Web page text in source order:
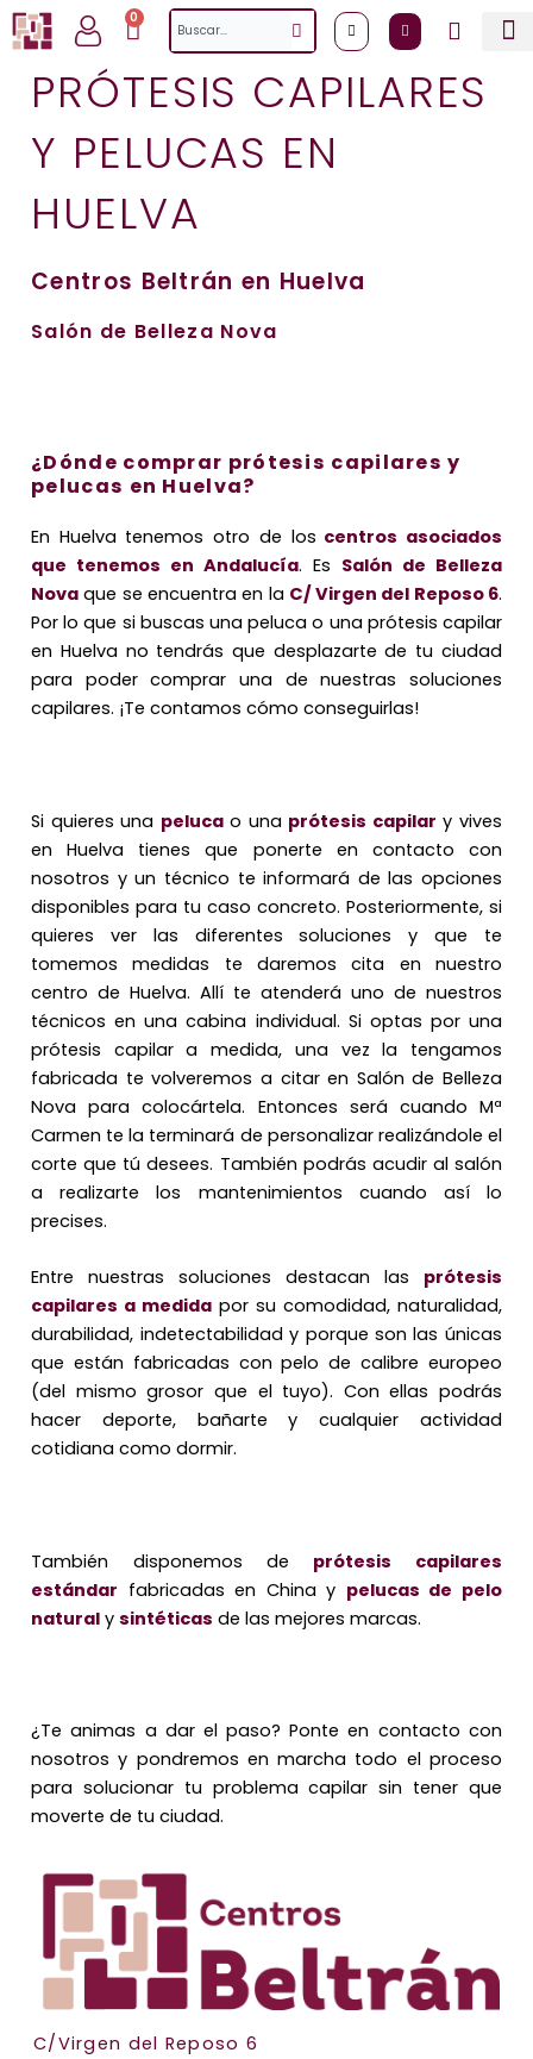
al
0
CartSearch
PRÓTESIS CAPILARES
Y PELUCAS EN
HUELVA
Centros Beltrán en Huelva
Salón de Belleza Nova
¿Dónde comprar prótesis capilares y
pelucas en Huelva?
En Huelva tenemos otro de los centros asociados
que tenemos en Andalucía. Es Salón de Belleza
Nova que se encuentra en la C/ Virgen del Reposo 6.
Por lo que si buscas una peluca o una prótesis capilar
en Huelva no tendrás que desplazarte de tu ciudad
para poder comprar una de nuestras soluciones
capilares. ¡Te contamos cómo conseguirlas!
Si quieres una pelucao una prótesis capilar y vives
en Huelva tienes que ponerte en contacto con
nosotros y un técnico te informará de las opciones
disponibles para tu caso concreto. Posteriormente, si
quieres ver las diferentes soluciones y que te
tomemos medidas te daremos cita en nuestro
centro de Huelva. Allí te atenderá uno de nuestros
técnicos en una cabina individual. Si optas por una
prótesis capilar a medida, una vez la tengamos
fabricada te volveremos a citar en Salón de Belleza
Nova para colocártela. Entonces será cuando Mª
Carmen te la terminará de personalizar realizándole el
corte que tú desees. También podrás acudir al salón
a realizarte los mantenimientos cuando así lo
precises.
Entre nuestras soluciones destacan las prótesis
capilares a medida por su comodidad, naturalidad,
durabilidad, indetectabilidad y porque son las únicas
que están fabricadas con pelo de calibre europeo
(del mismo grosor que el tuyo). Con ellas podrás
hacer deporte, bañarte y cualquier actividad
cotidiana como dormir.
También disponemos de prótesis capilares
estándar fabricadas en China y pelucas de pelo
natural ysintéticas de las mejores marcas.
¿Te animas a dar el paso? Ponte en contacto con
nosotros y pondremos en marcha todo el proceso
para solucionar tu problema capilar sin tener que
moverte de tu ciudad.
C/Virgen del Reposo 6